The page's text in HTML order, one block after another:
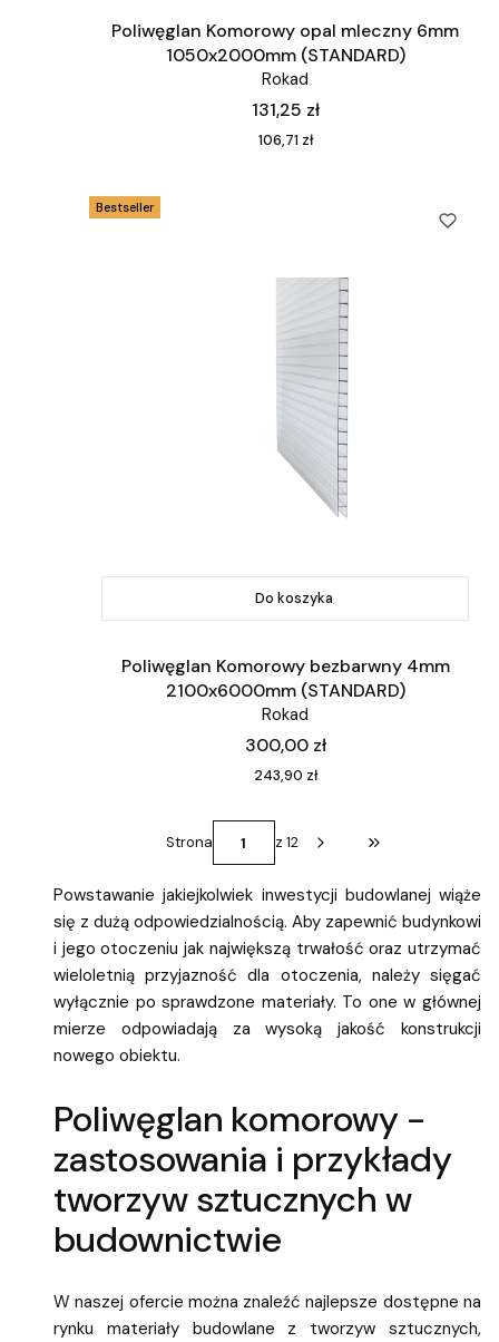
Poliwęglan Komorowy opal mleczny 6mm
1050x2000mm (STANDARD)
Rokad
Cena
131,25 zł
Cena
106,71 zł
Bestseller
Do koszyka
Poliwęglan Komorowy bezbarwny 4mm
2100x6000mm (STANDARD)
Rokad
Cena
300,00 zł
Cena
243,90 zł
Strona z 12 Przejdź do
Powstawanie jakiejkolwiek inwestycji budowlanej wiąże
się z dużą odpowiedzialnością. Aby zapewnić budynkowi
i jego otoczeniu jak największą trwałość oraz utrzymać
wieloletnią przyjazność dla otoczenia, należy sięgać
wyłącznie po sprawdzone materiały. To one w głównej
mierze odpowiadają za wysoką jakość konstrukcji
nowego obiektu.
Poliwęglan komorowy -
zastosowania i przykłady
tworzyw sztucznych w
budownictwie
W naszej ofercie można znaleźć najlepsze dostępne na
rynku materiały budowlane z tworzyw sztucznych,